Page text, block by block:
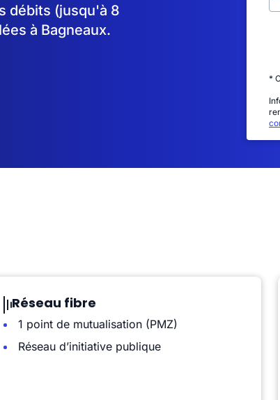
débits (jusqu'à 8
à Bagneaux.
*
Réseau fibre
1 point de mutualisation (PMZ)
Réseau d’initiative publique